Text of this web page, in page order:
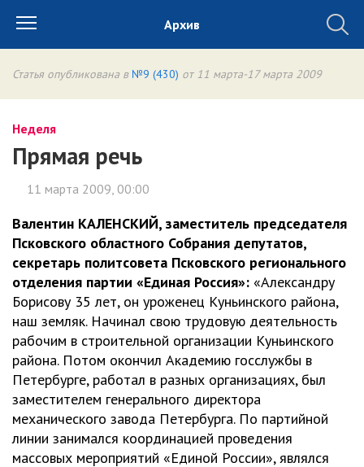
Архив
Статья опубликована в №9 (430) от 11 марта-17 марта 2009
Неделя
Прямая речь
11 марта 2009, 00:00
Валентин КАЛЕНСКИЙ, заместитель председателя
Псковского областного Собрания депутатов,
секретарь политсовета Псковского регионального
отделения партии «Единая Россия»: «Александру
Борисову 35 лет, он уроженец Куньинского района,
наш земляк. Начинал свою трудовую деятельность
рабочим в строительной организации Куньинского
района. Потом окончил Академию госслужбы в
Петербурге, работал в разных организациях, был
заместителем генерального директора
механического завода Петербурга. По партийной
линии занимался координацией проведения
массовых мероприятий «Единой России», являлся